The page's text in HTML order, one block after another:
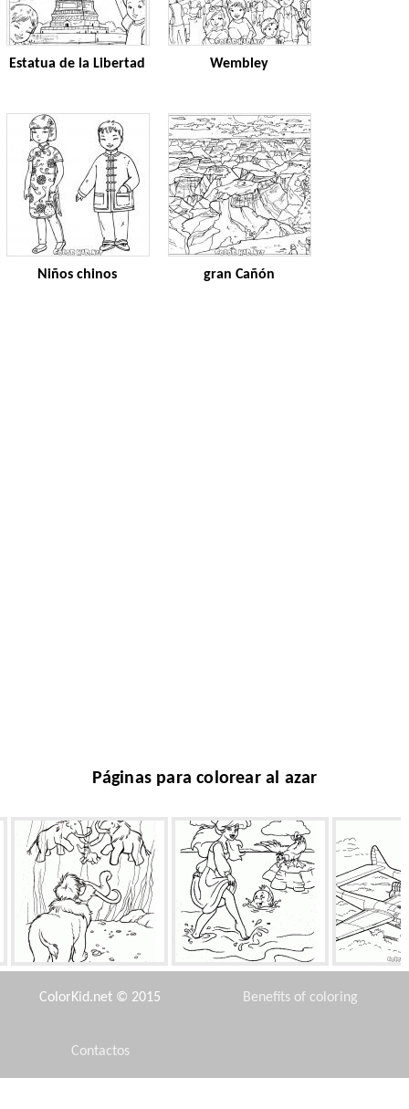
Estatua de la Libertad Wembley
Niños chinos gran Cañón
Páginas para colorear al azar
Mammoth Ellie Sirena con piernas Aviones
ColorKid.net © 2015 Benefits of coloring
Contactos